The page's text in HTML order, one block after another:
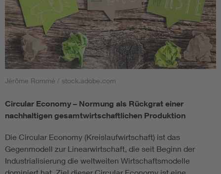
Jérôme Rommé / stock.adobe.com
Circular Economy – Normung als Rückgrat einer
nachhaltigen gesamtwirtschaftlichen Produktion
Die Circular Economy (Kreislaufwirtschaft) ist das
Gegenmodell zur Linearwirtschaft, die seit Beginn der
Industrialisierung die weltweiten Wirtschaftsmodelle